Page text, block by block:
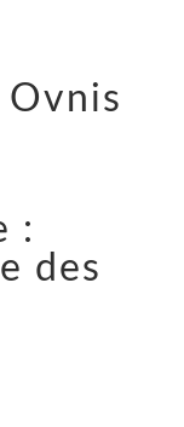
Ovnis
:
des